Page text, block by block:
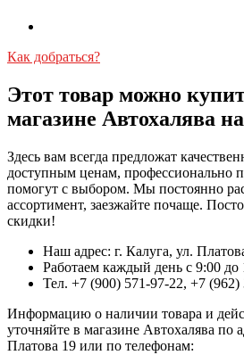
Как добраться?
Этот товар можно
магазине Автохалява
Здесь вам всегда предложат
доступным ценам, профессионально
помогут с выбором. Мы постоянно
ассортимент, заезжайте почаще.
скидки!
Наш адрес: г. Калуга, ул.
Работаем каждый день с 9:00
Тел. +7 (900) 571-97-22, +7 (962)
Информацию о наличии товара и
уточняйте в магазине Автохалява по
Платова 19 или по телефонам: